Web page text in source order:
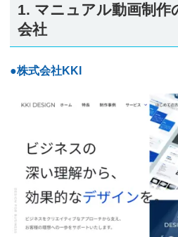
1. マニュアル動画制作
会社
●株式会社KKI